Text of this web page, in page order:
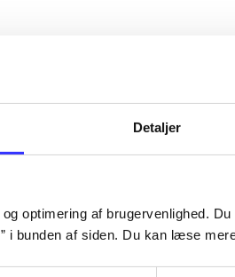
Detaljer
optimering af brugervenlighed.
i bunden af siden. Du kan læse